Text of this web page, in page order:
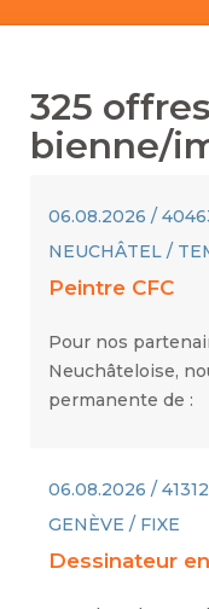
325
bienne/
06.08.2026 /
NEUCHÂTEL /
Peintre CFC
Pour nos
Neuchâteloise,
permanente de :
06.08.2026 / 41312
GENÈVE / FIXE
Dessinateur